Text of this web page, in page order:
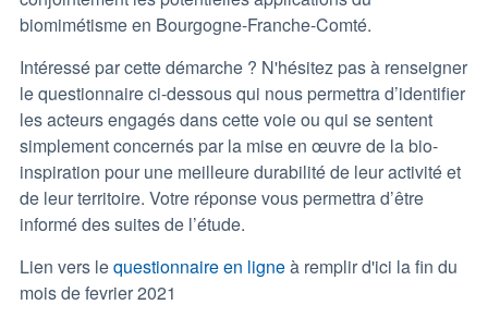
biomimétisme en Bourgogne-Franche-Comté.
Intéressé par cette démarche ? N'hésitez pas à renseigner
le questionnaire ci-dessous qui nous permettra d’identifier
les acteurs engagés dans cette voie ou qui se sentent
simplement concernés par la mise en œuvre de la bio-
inspiration pour une meilleure durabilité de leur activité et
de leur territoire. Votre réponse vous permettra d’être
informé des suites de l’étude.
Lien vers lequestionnaire en ligneà remplir d'ici la fin du
mois de fevrier 2021